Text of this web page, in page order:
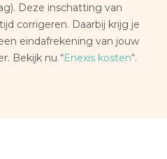
Deze inschatting van
corrigeren. Daarbij krijg je
eindafrekening van jouw
Bekijk nu “Enexis kosten“.